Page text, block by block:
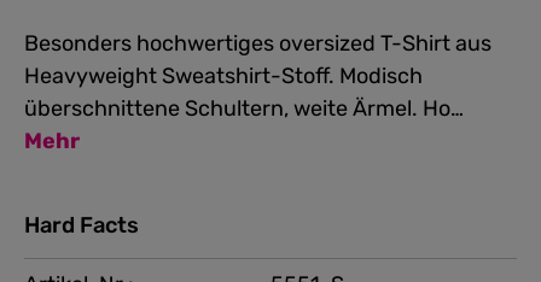
Besonders hochwertiges oversized T-Shirt aus
Heavyweight Sweatshirt-Stoff. Modisch
überschnittene Schultern, weite Ärmel. Ho…
Mehr
Hard Facts